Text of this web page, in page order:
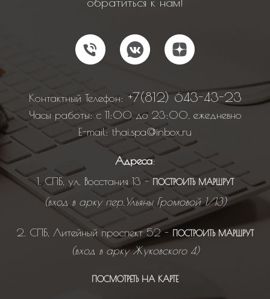
Контактный Телефон: +7(812) 643-43-23
Часы работы: с 11:00 до 23:00, ежедневно
E-mail: thai.spa@inbox.ru
Адреса:
1. СПБ, ул. Восстания 13 - ПОСТРОИТЬ МАРШРУТ
(вход в арку пер.Ульяны Громовой 1/13)
2. СПБ, Литейный проспект 52 - ПОСТРОИТЬ МАРШРУТ
(вход в арку Жуковского 4)
ПОСМОТРЕТЬ НА КАРТЕ